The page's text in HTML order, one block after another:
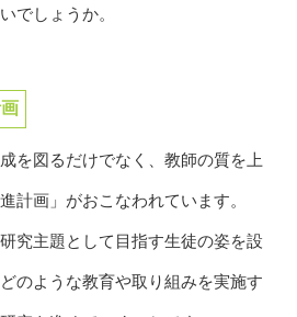
でしょうか。
を図るだけでなく、教師の質を上
計画」がおこなわれています。
究主題として目指す生徒の姿を設
のような教育や取り組みを実施す